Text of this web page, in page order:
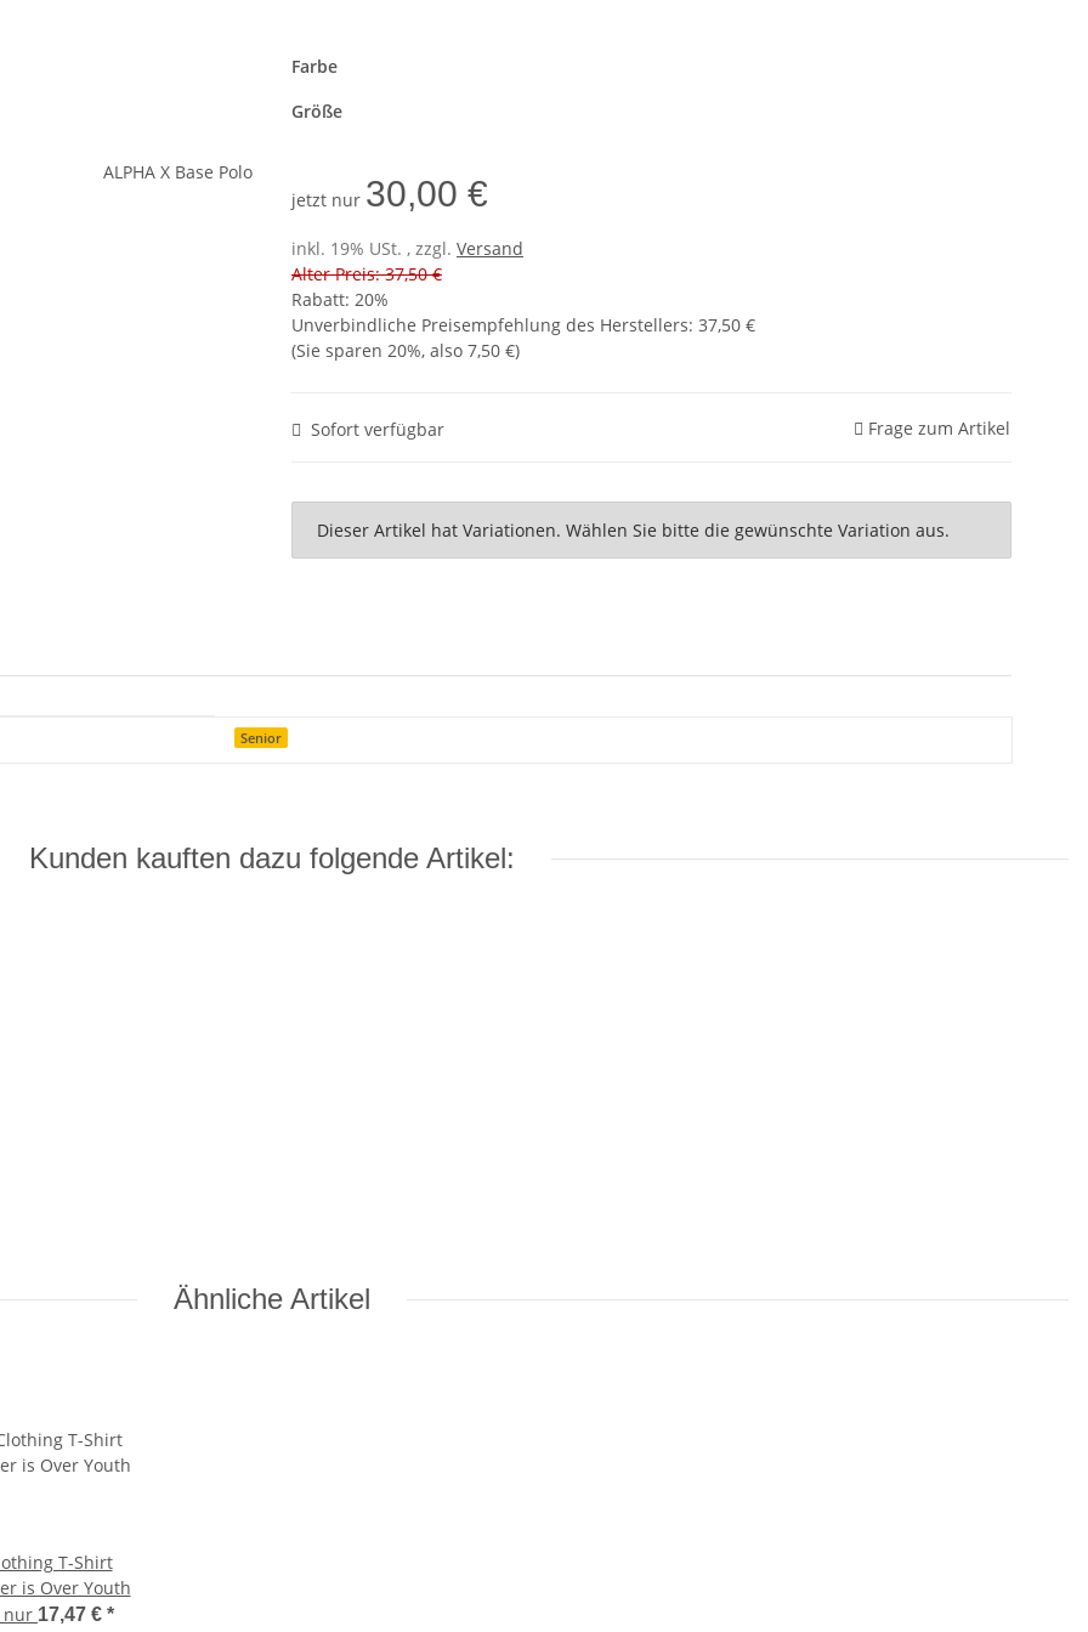
Farbe
Größe
jetzt nur 30,00 €
inkl. 19% USt. , zzgl. Versand
Alter Preis: 37,50 €
Rabatt: 20%
Unverbindliche Preisempfehlung des Herstellers: 37,50 €
(Sie sparen 20%, also 7,50 €)
Sofort verfügbar Frage zum Artikel
x
Dieser Artikel hat Variationen. Wählen Sie bitte die gewünschte Variation aus.
Senior
Kunden kauften dazu folgende Artikel:
Ähnliche Artikel
T-Shirt
is Over Youth
nur 17,47 € *